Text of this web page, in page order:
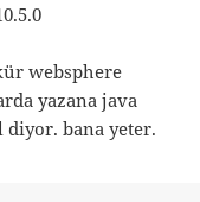
websphere
yazana java
diyor. bana yeter.